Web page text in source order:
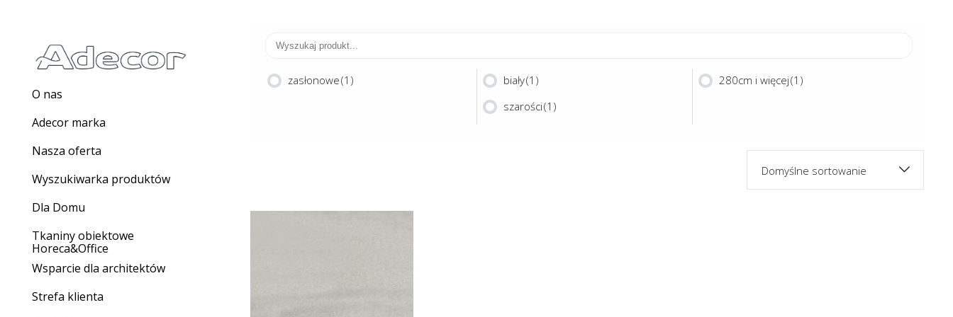
O nas
Adecor marka
Nasza oferta
Wyszukiwarka produktów
Dla Domu
Tkaniny obiektowe
Horeca&Office
Wsparcie dla architektów
Strefa klienta
zasłonowe(1) biały(1)
szarości(1)
280cm i więcej(1)
Domyślne sortowanie
Ten